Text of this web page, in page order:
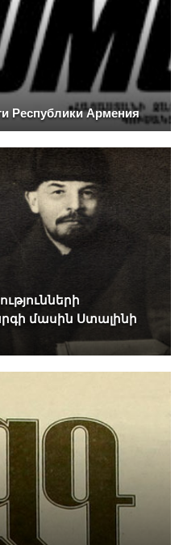
Республики Армения
մասին Ստալինի